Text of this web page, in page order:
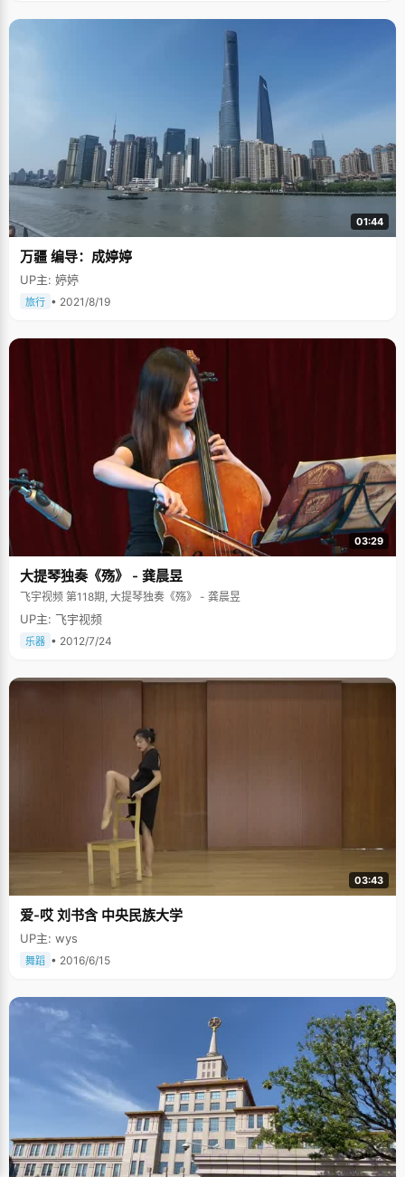
01:44
万疆 编导：成婷婷
UP主: 婷婷
旅行 • 2021/8/19
03:29
大提琴独奏《殇》 - 龚晨昱
飞宇视频 第118期, 大提琴独奏《殇》 - 龚晨昱
UP主: 飞宇视频
乐器 • 2012/7/24
03:43
爱-哎 刘书含 中央民族大学
UP主: wys
舞蹈 • 2016/6/15